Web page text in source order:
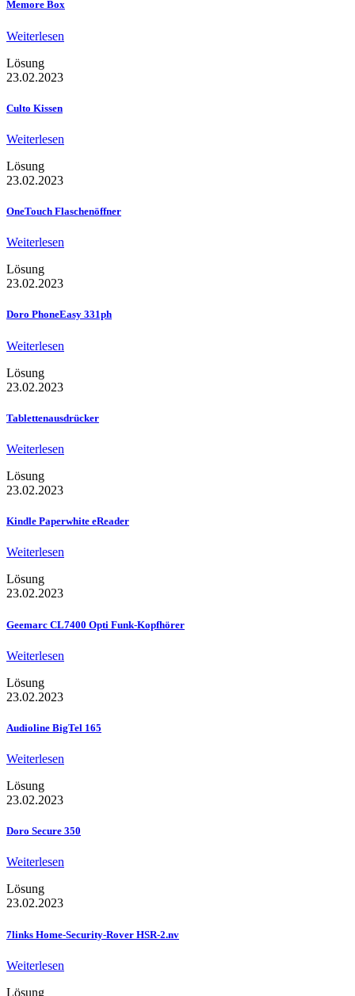
Memore Box
Weiterlesen
Lösung
23.02.2023
Culto Kissen
Weiterlesen
Lösung
23.02.2023
OneTouch Flaschenöffner
Weiterlesen
Lösung
23.02.2023
Doro PhoneEasy 331ph
Weiterlesen
Lösung
23.02.2023
Tablettenausdrücker
Weiterlesen
Lösung
23.02.2023
Kindle Paperwhite eReader
Weiterlesen
Lösung
23.02.2023
Geemarc CL7400 Opti Funk-Kopfhörer
Weiterlesen
Lösung
23.02.2023
Audioline BigTel 165
Weiterlesen
Lösung
23.02.2023
Doro Secure 350
Weiterlesen
Lösung
23.02.2023
7links Home-Security-Rover HSR-2.nv
Weiterlesen
Lösung